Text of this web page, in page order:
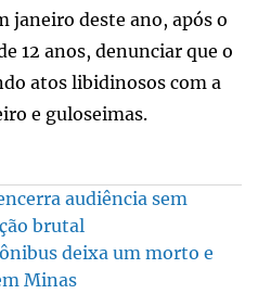
janeiro deste ano, após o
12 anos, denunciar que o
atos libidinosos com a
e guloseimas.
audiência sem
brutal
deixa um morto e
Minas